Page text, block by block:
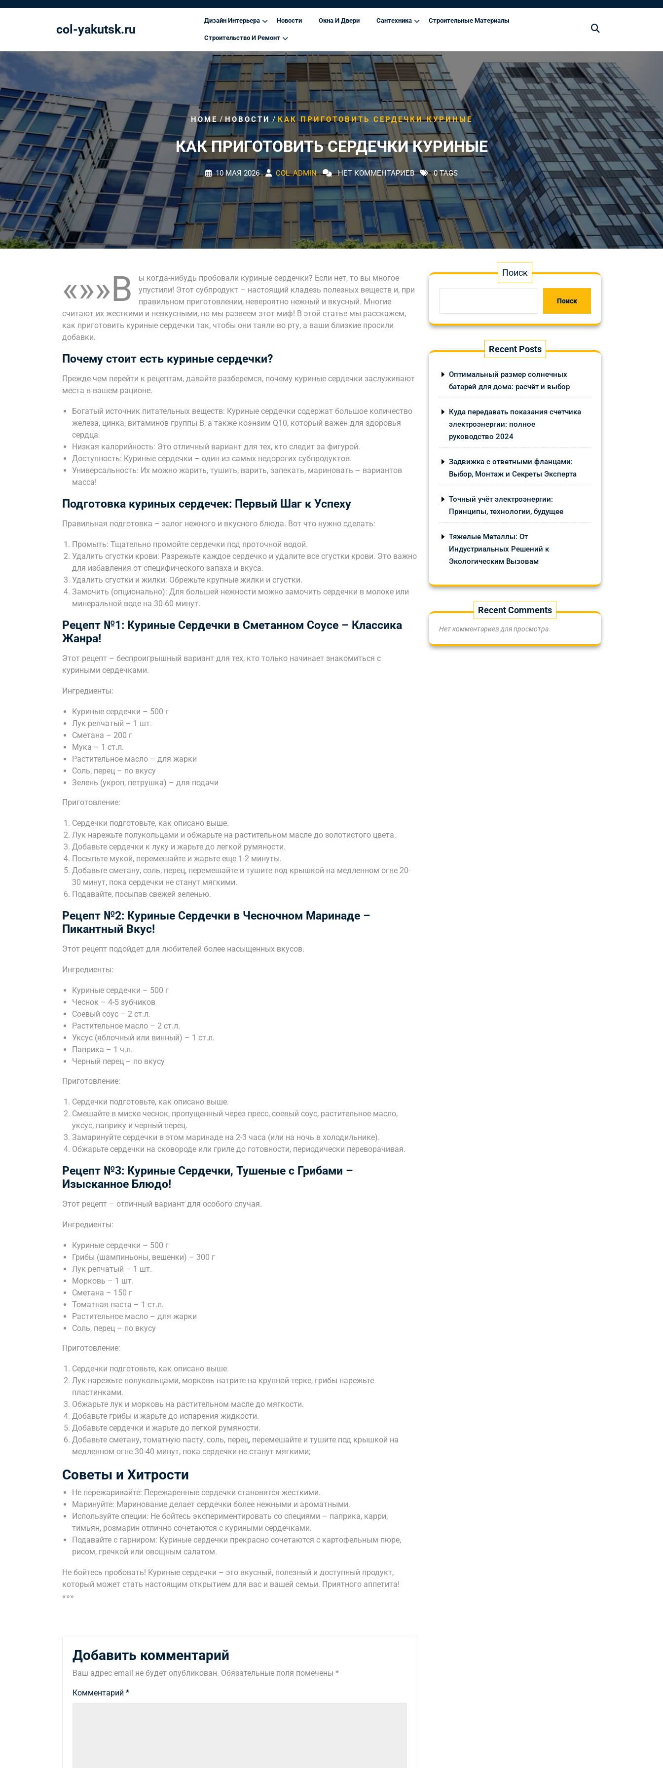
col-yakutsk.ru
Дизайн Интерьера Новости Окна И Двери Сантехника Строительные Материалы
Строительство И Ремонт
HOME / НОВОСТИ / КАК ПРИГОТОВИТЬ СЕРДЕЧКИ КУРИНЫЕ
КАК ПРИГОТОВИТЬ СЕРДЕЧКИ КУРИНЫЕ
10 МАЯ 2026 COL_ADMIN НЕТ КОММЕНТАРИЕВ 0 TAGS
«»»В
ы когда-нибудь пробовали куриные сердечки? Если нет, то вы многое
упустили! Этот субпродукт – настоящий кладезь полезных веществ и, при
правильном приготовлении, невероятно нежный и вкусный. Многие
считают их жесткими и невкусными, но мы развеем этот миф! В этой статье мы расскажем,
как приготовить куриные сердечки так, чтобы они таяли во рту, а ваши близкие просили
добавки.
Почему стоит есть куриные сердечки?
Прежде чем перейти к рецептам, давайте разберемся, почему куриные сердечки заслуживают
места в вашем рационе.
Богатый источник питательных веществ: Куриные сердечки содержат большое количество
железа, цинка, витаминов группы B, а также коэнзим Q10, который важен для здоровья
сердца.
Низкая калорийность: Это отличный вариант для тех, кто следит за фигурой.
Доступность: Куриные сердечки – один из самых недорогих субпродуктов.
Универсальность: Их можно жарить, тушить, варить, запекать, мариновать – вариантов
масса!
Подготовка куриных сердечек: Первый Шаг к Успеху
Правильная подготовка – залог нежного и вкусного блюда. Вот что нужно сделать:
Промыть: Тщательно промойте сердечки под проточной водой.
Удалить сгустки крови: Разрежьте каждое сердечко и удалите все сгустки крови. Это важно
для избавления от специфического запаха и вкуса.
Удалить сгустки и жилки: Обрежьте крупные жилки и сгустки.
Замочить (опционально): Для большей нежности можно замочить сердечки в молоке или
минеральной воде на 30-60 минут.
Рецепт №1: Куриные Сердечки в Сметанном Соусе – Классика
Жанра!
Этот рецепт – беспроигрышный вариант для тех, кто только начинает знакомиться с
куриными сердечками.
Ингредиенты:
Куриные сердечки – 500 г
Лук репчатый – 1 шт.
Сметана – 200 г
Мука – 1 ст.л.
Растительное масло – для жарки
Соль, перец – по вкусу
Зелень (укроп, петрушка) – для подачи
Приготовление:
Сердечки подготовьте, как описано выше.
Лук нарежьте полукольцами и обжарьте на растительном масле до золотистого цвета.
Добавьте сердечки к луку и жарьте до легкой румяности.
Посыпьте мукой, перемешайте и жарьте еще 1-2 минуты.
Добавьте сметану, соль, перец, перемешайте и тушите под крышкой на медленном огне 20-
30 минут, пока сердечки не станут мягкими.
Подавайте, посыпав свежей зеленью.
Рецепт №2: Куриные Сердечки в Чесночном Маринаде –
Пикантный Вкус!
Этот рецепт подойдет для любителей более насыщенных вкусов.
Ингредиенты:
Куриные сердечки – 500 г
Чеснок – 4-5 зубчиков
Соевый соус – 2 ст.л.
Растительное масло – 2 ст.л.
Уксус (яблочный или винный) – 1 ст.л.
Паприка – 1 ч.л.
Черный перец – по вкусу
Приготовление:
Сердечки подготовьте, как описано выше.
Смешайте в миске чеснок, пропущенный через пресс, соевый соус, растительное масло,
уксус, паприку и черный перец.
Замаринуйте сердечки в этом маринаде на 2-3 часа (или на ночь в холодильнике).
Обжарьте сердечки на сковороде или гриле до готовности, периодически переворачивая.
Рецепт №3: Куриные Сердечки, Тушеные с Грибами –
Изысканное Блюдо!
Этот рецепт – отличный вариант для особого случая.
Ингредиенты:
Куриные сердечки – 500 г
Грибы (шампиньоны, вешенки) – 300 г
Лук репчатый – 1 шт.
Морковь – 1 шт.
Сметана – 150 г
Томатная паста – 1 ст.л.
Растительное масло – для жарки
Соль, перец – по вкусу
Приготовление:
Сердечки подготовьте, как описано выше.
Лук нарежьте полукольцами, морковь натрите на крупной терке, грибы нарежьте
пластинками.
Обжарьте лук и морковь на растительном масле до мягкости.
Добавьте грибы и жарьте до испарения жидкости.
Добавьте сердечки и жарьте до легкой румяности.
Добавьте сметану, томатную пасту, соль, перец, перемешайте и тушите под крышкой на
медленном огне 30-40 минут, пока сердечки не станут мягкими;
Советы и Хитрости
Не пережаривайте: Пережаренные сердечки становятся жесткими.
Маринуйте: Маринование делает сердечки более нежными и ароматными.
Используйте специи: Не бойтесь экспериментировать со специями – паприка, карри,
тимьян, розмарин отлично сочетаются с куриными сердечками.
Подавайте с гарниром: Куриные сердечки прекрасно сочетаются с картофельным пюре,
рисом, гречкой или овощным салатом.
Не бойтесь пробовать! Куриные сердечки – это вкусный, полезный и доступный продукт,
который может стать настоящим открытием для вас и вашей семьи. Приятного аппетита!
«»»
Добавить комментарий
Ваш адрес email не будет опубликован. Обязательные поля помечены *
Комментарий *
Поиск
Поиск
Recent Posts
Оптимальный размер солнечных
батарей для дома: расчёт и выбор
Куда передавать показания счетчика
электроэнергии: полное
руководство 2024
Задвижка с ответными фланцами:
Выбор, Монтаж и Секреты Эксперта
Точный учёт электроэнергии:
Принципы, технологии, будущее
Тяжелые Металлы: От
Индустриальных Решений к
Экологическим Вызовам
Recent Comments
Нет комментариев для просмотра.